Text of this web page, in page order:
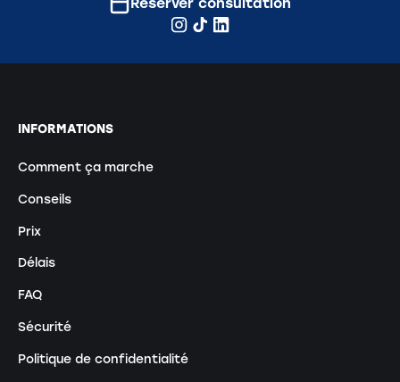
Réserver consultation
INFORMATIONS
Comment ça marche
Conseils
Prix
Délais
FAQ
Sécurité
Politique de confidentialité